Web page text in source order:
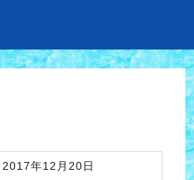
2017年12月20日